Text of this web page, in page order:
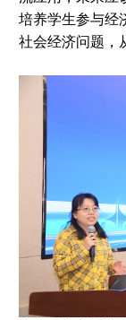
培养学生参与经
社会经济问题，